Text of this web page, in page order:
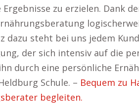
zu erzielen. Dank
dazu steht bei uns jedem
der sich intensiv auf die
durch eine persönliche
Schule. – Bequem zu
begleiten.